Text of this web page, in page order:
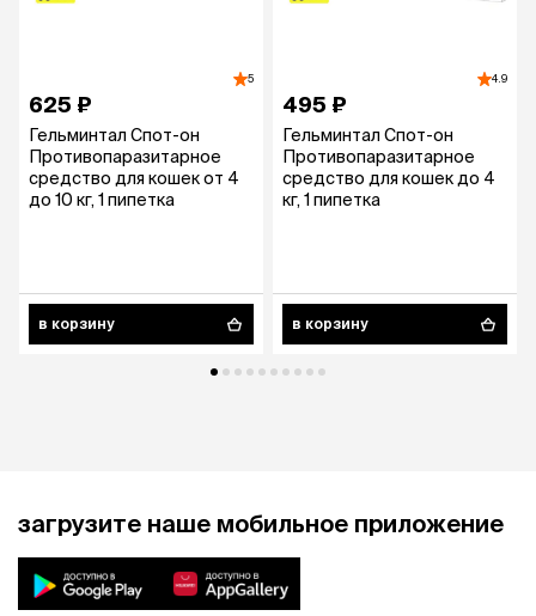
5
625 ₽
Гельминтал Спот-он
Противопаразитарное
средство для кошек от 4
до 10 кг, 1 пипетка
в корзину
4.9
495 ₽
Гельминтал Спот-он
Противопаразитарное
средство для кошек до 4
кг, 1 пипетка
в корзину
загрузите наше мобильное приложение